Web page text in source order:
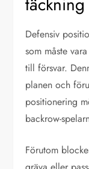
Defensiv
som måste
till försvar.
planen och
positionering
backrow-
Förutom